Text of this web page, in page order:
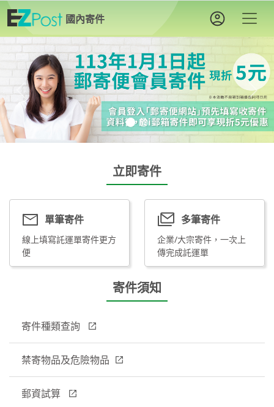
國內寄件
Previous Next
立即寄件
單筆寄件
線上填寫託運單寄件更方
便
多筆寄件
企業/大宗寄件，一次上
傳完成託運單
寄件須知
寄件種類查詢
禁寄物品及危險物品
郵資試算